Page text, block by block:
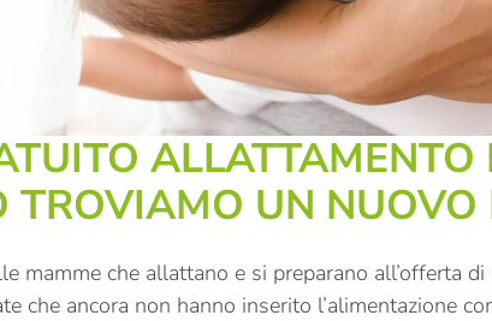
ALLATTAMENTO
TROVIAMO UN NUOVO
mamme che allattano e si preparano all’offerta
che ancora non hanno inserito l’alimentazione